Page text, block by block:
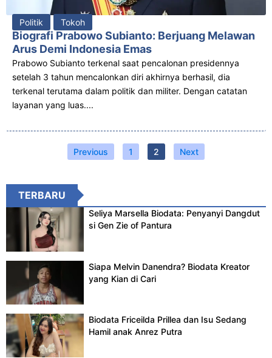
Politik Tokoh
Biografi Prabowo Subianto: Berjuang Melawan
Arus Demi Indonesia Emas
Prabowo Subianto terkenal saat pencalonan presidennya
setelah 3 tahun mencalonkan diri akhirnya berhasil, dia
terkenal terutama dalam politik dan militer. Dengan catatan
layanan yang luas....
Previous 1 2 Next
TERBARU
Seliya Marsella Biodata: Penyanyi Dangdut
si Gen Zie of Pantura
Siapa Melvin Danendra? Biodata Kreator
yang Kian di Cari
Biodata Friceilda Prillea dan Isu Sedang
Hamil anak Anrez Putra